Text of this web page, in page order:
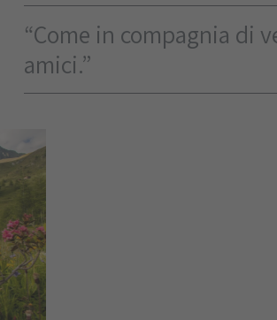
“Come in compagnia di
amici.”